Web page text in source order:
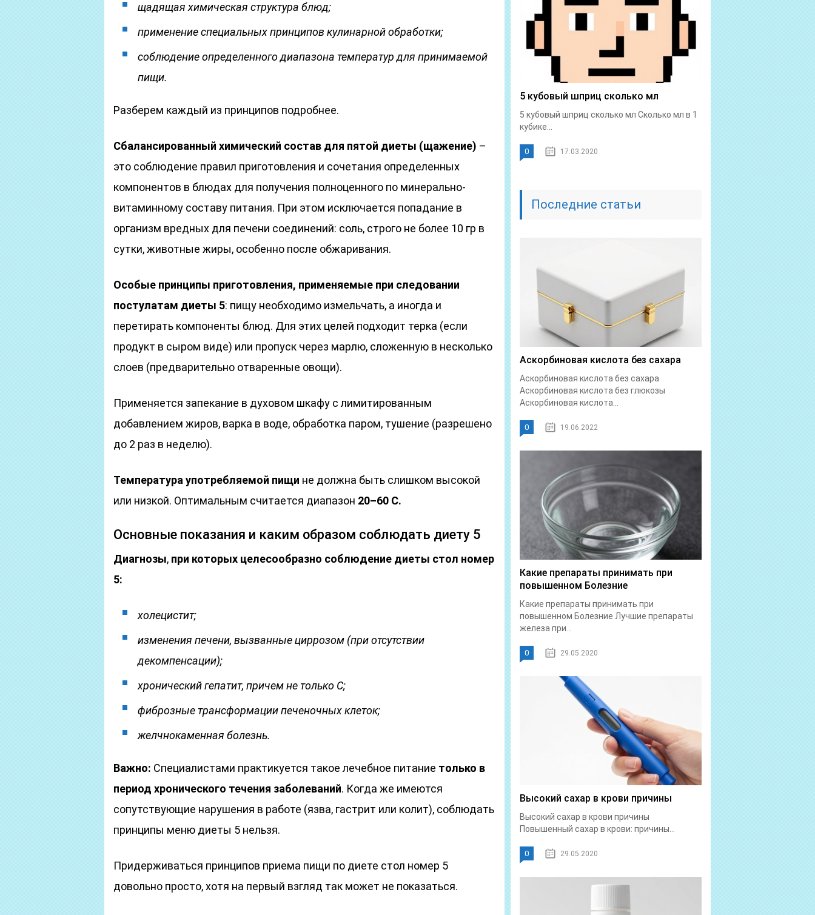
щадящая химическая структура блюд;
применение специальных принципов кулинарной обработки;
соблюдение определенного диапазона температур для принимаемой
пищи.
Разберем каждый из принципов подробнее.
Сбалансированный химический состав для пятой диеты (щажение) –
это соблюдение правил приготовления и сочетания определенных
компонентов в блюдах для получения полноценного по минерально-
витаминному составу питания. При этом исключается попадание в
организм вредных для печени соединений: соль, строго не более 10 гр в
сутки, животные жиры, особенно после обжаривания.
Особые принципы приготовления, применяемые при следовании
постулатам диеты 5: пищу необходимо измельчать, а иногда и
перетирать компоненты блюд. Для этих целей подходит терка (если
продукт в сыром виде) или пропуск через марлю, сложенную в несколько
слоев (предварительно отваренные овощи).
Применяется запекание в духовом шкафу с лимитированным
добавлением жиров, варка в воде, обработка паром, тушение (разрешено
до 2 раз в неделю).
Температура употребляемой пищи не должна быть слишком высокой
или низкой. Оптимальным считается диапазон 20–60 С.
Основные показания и каким образом соблюдать диету 5
Диагнозы, при которых целесообразно соблюдение диеты стол номер
5:
холецистит;
изменения печени, вызванные циррозом (при отсутствии
декомпенсации);
хронический гепатит, причем не только С;
фиброзные трансформации печеночных клеток;
желчнокаменная болезнь.
Важно: Специалистами практикуется такое лечебное питание только в
период хронического течения заболеваний. Когда же имеются
сопутствующие нарушения в работе (язва, гастрит или колит), соблюдать
принципы меню диеты 5 нельзя.
Придерживаться принципов приема пищи по диете стол номер 5
довольно просто, хотя на первый взгляд так может не показаться.
5 кубовый шприц сколько мл
5 кубовый шприц сколько мл Сколько мл в 1
кубике...
0 17.03.2020
Последние статьи
Аскорбиновая кислота без сахара
Аскорбиновая кислота без сахара
Аскорбиновая кислота без глюкозы
Аскорбиновая кислота...
0 19.06.2022
Какие препараты принимать при
повышенном Болезние
Какие препараты принимать при
повышенном Болезние Лучшие препараты
железа при...
0 29.05.2020
Высокий сахар в крови причины
Высокий сахар в крови причины
Повышенный сахар в крови: причины...
0 29.05.2020